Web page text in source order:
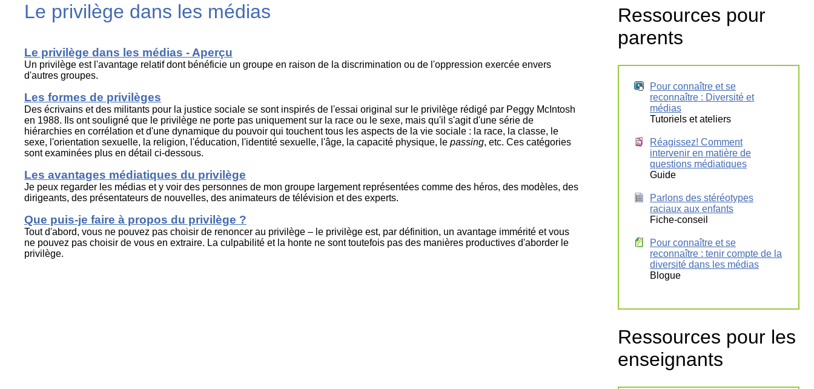
Le privilège dans les médias
Le privilège dans les médias - Aperçu
Un privilège est l'avantage relatif dont bénéficie un groupe en raison de la discrimination ou de l'oppression exercée envers
d'autres groupes.
Les formes de privilèges
Des écrivains et des militants pour la justice sociale se sont inspirés de l'essai original sur le privilège rédigé par Peggy McIntosh
en 1988. Ils ont souligné que le privilège ne porte pas uniquement sur la race ou le sexe, mais qu'il s'agit d'une série de
hiérarchies en corrélation et d'une dynamique du pouvoir qui touchent tous les aspects de la vie sociale : la race, la classe, le
sexe, l'orientation sexuelle, la religion, l'éducation, l'identité sexuelle, l'âge, la capacité physique, le passing, etc. Ces catégories
sont examinées plus en détail ci-dessous.
Les avantages médiatiques du privilège
Je peux regarder les médias et y voir des personnes de mon groupe largement représentées comme des héros, des modèles, des
dirigeants, des présentateurs de nouvelles, des animateurs de télévision et des experts.
Que puis-je faire à propos du privilège ?
Tout d'abord, vous ne pouvez pas choisir de renoncer au privilège – le privilège est, par définition, un avantage immérité et vous
ne pouvez pas choisir de vous en extraire. La culpabilité et la honte ne sont toutefois pas des manières productives d'aborder le
privilège.
Ressources pour
parents
Pour connaître et se
reconnaître : Diversité et
médias
Tutoriels et ateliers
Réagissez! Comment
intervenir en matière de
questions médiatiques
Guide
Parlons des stéréotypes
raciaux aux enfants
Fiche-conseil
Pour connaître et se
reconnaître : tenir compte de la
diversité dans les médias
Blogue
Ressources pour les
enseignants